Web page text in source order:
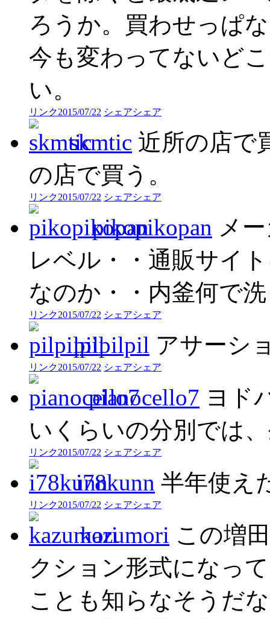
ろうか。買わせっぱ
今も変わってないど
い。
リンク2015/07/22 シェアシェア
skmtic 近所の店で
の店で買う。
リンク2015/07/22 シェアシェア
pikopikopan メ
レベル・・通販サイ
なのか・・内釜何で
リンク2015/07/22 シェアシェア
pilpilpil アサーシ
リンク2015/07/22 シェアシェア
pianocello7 ヨド
いくらいの分別では
リンク2015/07/22 シェアシェア
i78kunn 半年使え
リンク2015/07/22 シェアシェア
kazumori この増
クション形式になっ
ことも知らなそうだ